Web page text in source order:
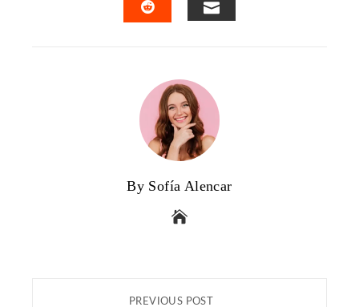
By Sofía Alencar
PREVIOUS POST